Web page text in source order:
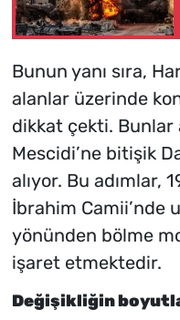
Bunun yanı sıra,
alanlar üzerinde
dikkat çekti. Bunlar
Mescidi’ne bitişik
alıyor. Bu adımlar,
İbrahim Camii’nde
yönünden bölme
işaret etmektedir.
Değişikliğin